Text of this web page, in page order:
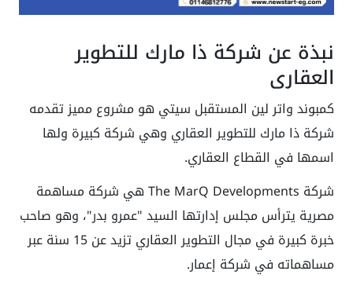
نبذة عن شركة ذا مارك للتطوير
العقاري
كمبوند واتر لين المستقبل سيتي هو مشروع مميز تقدمه
شركة ذا مارك للتطوير العقاري وهي شركة كبيرة ولها
اسمها في القطاع العقاري.
شركة The MarQ Developments هي شركة مساهمة
مصرية يترأس مجلس إدارتها السيد "عمرو بدر"، وهو صاحب
خبرة كبيرة في مجال التطوير العقاري تزيد عن 15 سنة عبر
مساهماته في شركة إعمار.